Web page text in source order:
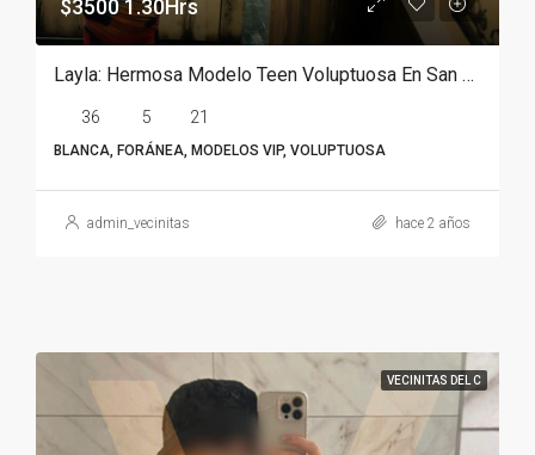
$3500 1.30Hrs
Layla: Hermosa Modelo Teen Voluptuosa En San Pedro
36 5 21
BLANCA, FORÁNEA, MODELOS VIP, VOLUPTUOSA
admin_vecinitas hace 2 años
VECINITAS DEL C